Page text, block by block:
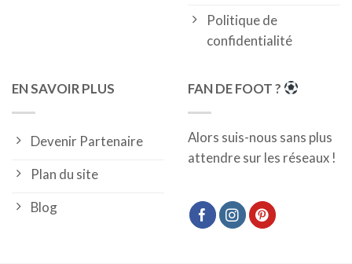
Politique de
confidentialité
EN SAVOIR PLUS
Devenir Partenaire
Plan du site
Blog
FAN DE FOOT ?
Alors suis-nous sans plus
attendre sur les réseaux !